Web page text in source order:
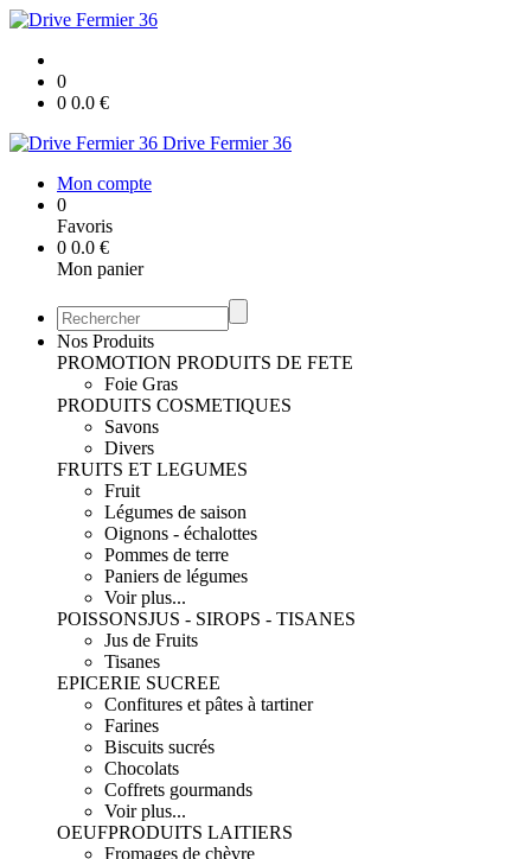
0
0 0.0 €
Drive Fermier 36
Mon compte
0
Favoris
0 0.0 €
Mon panier
Nos Produits
PROMOTION PRODUITS DE FETE
Foie Gras
PRODUITS COSMETIQUES
Savons
Divers
FRUITS ET LEGUMES
Fruit
Légumes de saison
Oignons - échalottes
Pommes de terre
Paniers de légumes
Voir plus...
POISSONSJUS - SIROPS - TISANES
Jus de Fruits
Tisanes
EPICERIE SUCREE
Confitures et pâtes à tartiner
Farines
Biscuits sucrés
Chocolats
Coffrets gourmands
Voir plus...
OEUFPRODUITS LAITIERS
Fromages de chèvre